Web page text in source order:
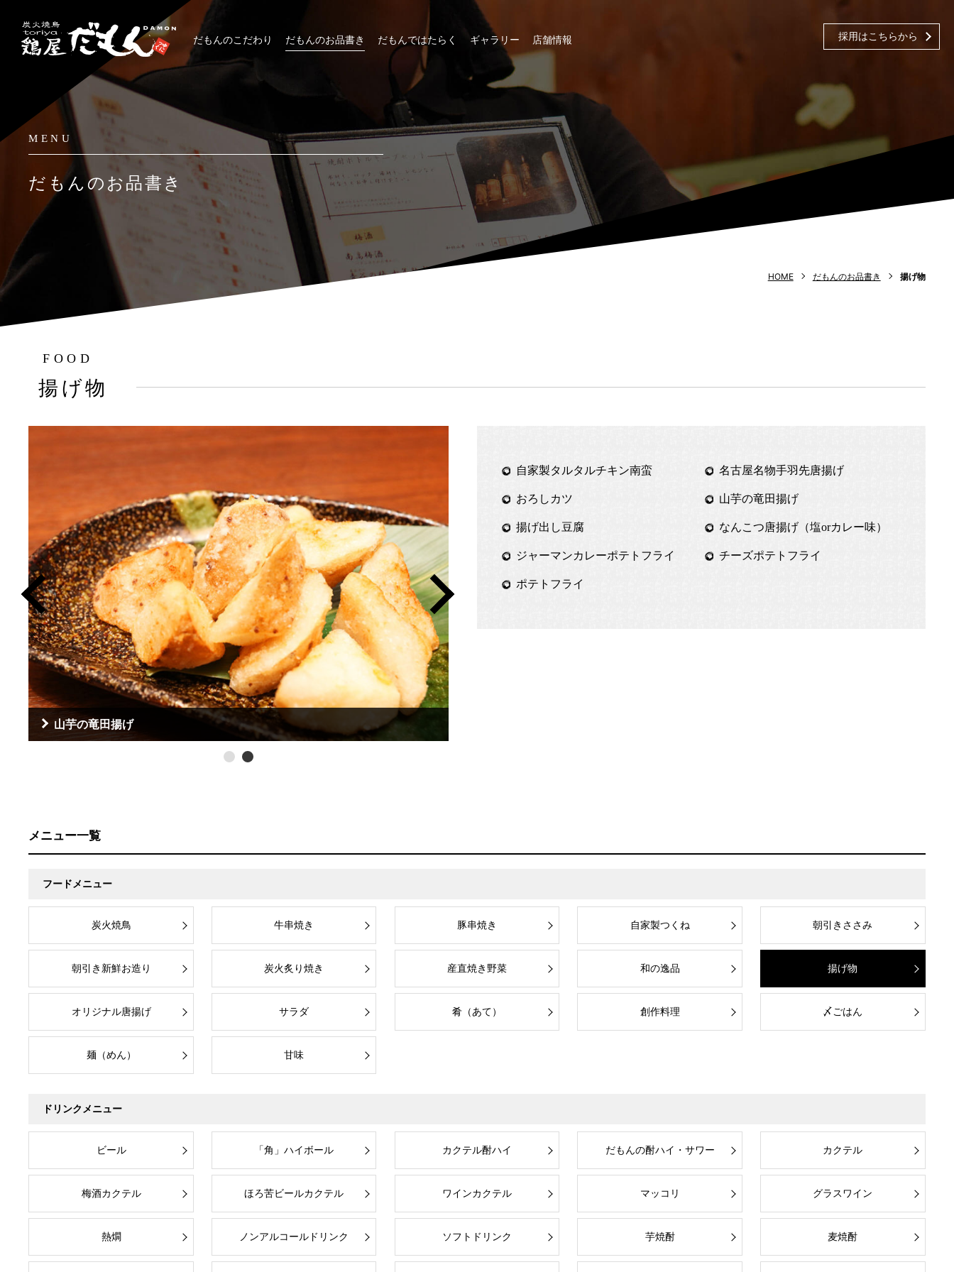
だもんのこだわり だもんのお品書き だもんではたらく ギャラリー 店舗情報 採用はこちらから
MENU
だもんのお品書き
HOME だもんのお品書き 揚げ物
FOOD
揚げ物
山芋の竜田揚げ
自家製タルタルチキン南蛮 名古屋名物手羽先唐揚げ
おろしカツ 山芋の竜田揚げ
揚げ出し豆腐 なんこつ唐揚げ（塩orカレー味）
ジャーマンカレーポテトフライ チーズポテトフライ
ポテトフライ
メニュー一覧
フードメニュー
炭火焼鳥 牛串焼き 豚串焼き 自家製つくね 朝引きささみ
朝引き新鮮お造り 炭火炙り焼き 産直焼き野菜 和の逸品 揚げ物
オリジナル唐揚げ サラダ 肴（あて） 創作料理 〆ごはん
麺（めん） 甘味
ドリンクメニュー
ビール 「角」ハイボール カクテル酎ハイ だもんの酎ハイ・サワー カクテル
梅酒カクテル ほろ苦ビールカクテル ワインカクテル マッコリ グラスワイン
熱燗 ノンアルコールドリンク ソフトドリンク 芋焼酎 麦焼酎